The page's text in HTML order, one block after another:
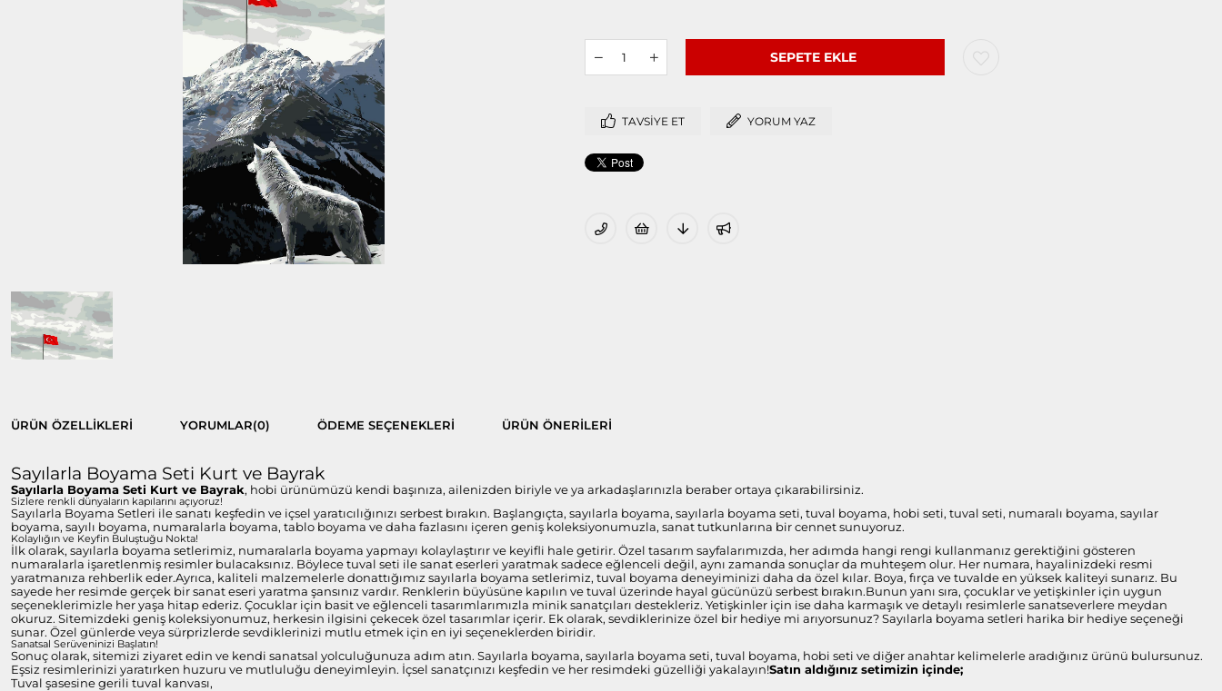
TAVSIYE ET YORUM YAZ
ÜRÜN ÖZELLIKLERI YORUMLAR(0) ÖDEME SEÇENEKLERI ÜRÜN ÖNERILERI
Sayılarla Boyama Seti Kurt ve Bayrak
Sayılarla Boyama Seti Kurt ve Bayrak, hobi ürünümüzü kendi başınıza, ailenizden biriyle ve ya arkadaşlarınızla beraber ortaya çıkarabilirsiniz.
Sizlere renkli dünyaların kapılarını açıyoruz!
Sayılarla Boyama Setleri ile sanatı keşfedin ve içsel yaratıcılığınızı serbest bırakın. Başlangıçta, sayılarla boyama, sayılarla boyama seti, tuval boyama, hobi seti, tuval seti, numaralı boyama, sayılar
boyama, sayılı boyama, numaralarla boyama, tablo boyama ve daha fazlasını içeren geniş koleksiyonumuzla, sanat tutkunlarına bir cennet sunuyoruz.
Kolaylığın ve Keyfin Buluştuğu Nokta!
İlk olarak, sayılarla boyama setlerimiz, numaralarla boyama yapmayı kolaylaştırır ve keyifli hale getirir. Özel tasarım sayfalarımızda, her adımda hangi rengi kullanmanız gerektiğini gösteren
numaralarla işaretlenmiş resimler bulacaksınız. Böylece tuval seti ile sanat eserleri yaratmak sadece eğlenceli değil, aynı zamanda sonuçlar da muhteşem olur. Her numara, hayalinizdeki resmi
yaratmanıza rehberlik eder.Ayrıca, kaliteli malzemelerle donattığımız sayılarla boyama setlerimiz, tuval boyama deneyiminizi daha da özel kılar. Boya, fırça ve tuvalde en yüksek kaliteyi sunarız. Bu
sayede her resimde gerçek bir sanat eseri yaratma şansınız vardır. Renklerin büyüsüne kapılın ve tuval üzerinde hayal gücünüzü serbest bırakın.Bunun yanı sıra, çocuklar ve yetişkinler için uygun
seçeneklerimizle her yaşa hitap ederiz. Çocuklar için basit ve eğlenceli tasarımlarımızla minik sanatçıları destekleriz. Yetişkinler için ise daha karmaşık ve detaylı resimlerle sanatseverlere meydan
okuruz. Sitemizdeki geniş koleksiyonumuz, herkesin ilgisini çekecek özel tasarımlar içerir. Ek olarak, sevdiklerinize özel bir hediye mi arıyorsunuz? Sayılarla boyama setleri harika bir hediye seçeneği
sunar. Özel günlerde veya sürprizlerde sevdiklerinizi mutlu etmek için en iyi seçeneklerden biridir.
Sanatsal Serüveninizi Başlatın!
Sonuç olarak, sitemizi ziyaret edin ve kendi sanatsal yolculuğunuza adım atın. Sayılarla boyama, sayılarla boyama seti, tuval boyama, hobi seti ve diğer anahtar kelimelerle aradığınız ürünü bulursunuz.
Eşsiz resimlerinizi yaratırken huzuru ve mutluluğu deneyimleyin. İçsel sanatçınızı keşfedin ve her resimdeki güzelliği yakalayın!Satın aldığınız setimizin içinde;
Tuval şasesine gerili tuval kanvası,